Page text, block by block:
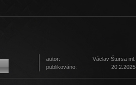
autor:
Václav Štursa ml.
publikováno:
20.2.2025